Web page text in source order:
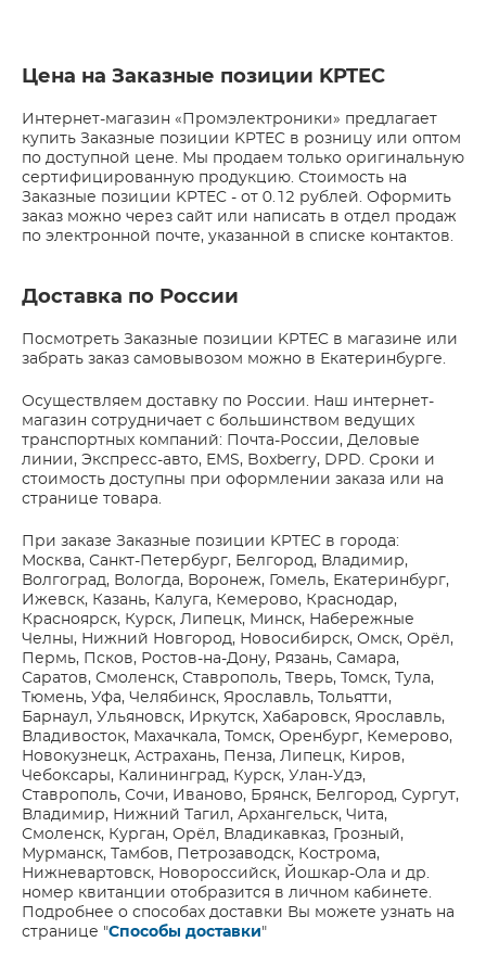
Цена на Заказные позиции KPTEC
Интернет-магазин «Промэлектроники» предлагает
купить Заказные позиции KPTEC в розницу или оптом
по доступной цене. Мы продаем только оригинальную
сертифицированную продукцию. Стоимость на
Заказные позиции KPTEC - от 0.12 рублей. Оформить
заказ можно через сайт или написать в отдел продаж
по электронной почте, указанной в списке контактов.
Доставка по России
Посмотреть Заказные позиции KPTEC в магазине или
забрать заказ самовывозом можно в Екатеринбурге.
Осуществляем доставку по России. Наш интернет-
магазин сотрудничает с большинством ведущих
транспортных компаний: Почта-России, Деловые
линии, Экспресс-авто, EMS, Boxberry, DPD. Сроки и
стоимость доступны при оформлении заказа или на
странице товара.
При заказе Заказные позиции KPTEC в города:
Москва, Санкт-Петербург, Белгород, Владимир,
Волгоград, Вологда, Воронеж, Гомель, Екатеринбург,
Ижевск, Казань, Калуга, Кемерово, Краснодар,
Красноярск, Курск, Липецк, Минск, Набережные
Челны, Нижний Новгород, Новосибирск, Омск, Орёл,
Пермь, Псков, Ростов-на-Дону, Рязань, Самара,
Саратов, Смоленск, Ставрополь, Тверь, Томск, Тула,
Тюмень, Уфа, Челябинск, Ярославль, Тольятти,
Барнаул, Ульяновск, Иркутск, Хабаровск, Ярославль,
Владивосток, Махачкала, Томск, Оренбург, Кемерово,
Новокузнецк, Астрахань, Пенза, Липецк, Киров,
Чебоксары, Калининград, Курск, Улан-Удэ,
Ставрополь, Сочи, Иваново, Брянск, Белгород, Сургут,
Владимир, Нижний Тагил, Архангельск, Чита,
Смоленск, Курган, Орёл, Владикавказ, Грозный,
Мурманск, Тамбов, Петрозаводск, Кострома,
Нижневартовск, Новороссийск, Йошкар-Ола и др.
номер квитанции отобразится в личном кабинете.
Подробнее о способах доставки Вы можете узнать на
странице "Способы доставки"